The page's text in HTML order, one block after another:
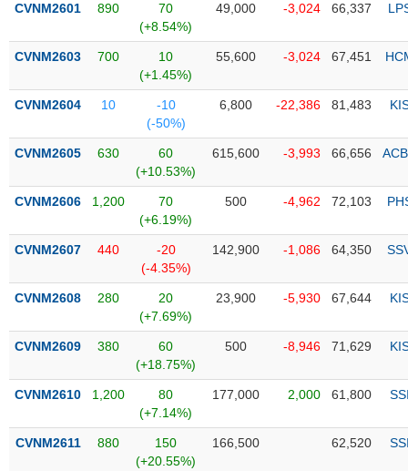
thái
phiếu
mô
thị
Niêm
Niêm
mới
yết
sung
niêm
yết
CVNM2601 890
70
(+8.54%)
49,000 -3,024 66,337
CVNM2603 700
10
(+1.45%)
55,600 -3,024 67,451
CVNM2604 10
-10
(-50%)
6,800 -22,386 81,483
CVNM2605 630
60
(+10.53%)
615,600 -3,993 66,656
CVNM2606 1,200
70
(+6.19%)
500 -4,962 72,103
CVNM2607 440
-20
(-4.35%)
142,900 -1,086 64,350
CVNM2608 280
20
(+7.69%)
23,900 -5,930 67,644
CVNM2609 380
60
(+18.75%)
500 -8,946 71,629
CVNM2610 1,200
80
(+7.14%)
177,000 2,000 61,800
CVNM2611 880
150
(+20.55%)
166,500 62,520
NGÀNH
DOANH
NGHIỆP
PHIẾU
PHÁI
TRÁI